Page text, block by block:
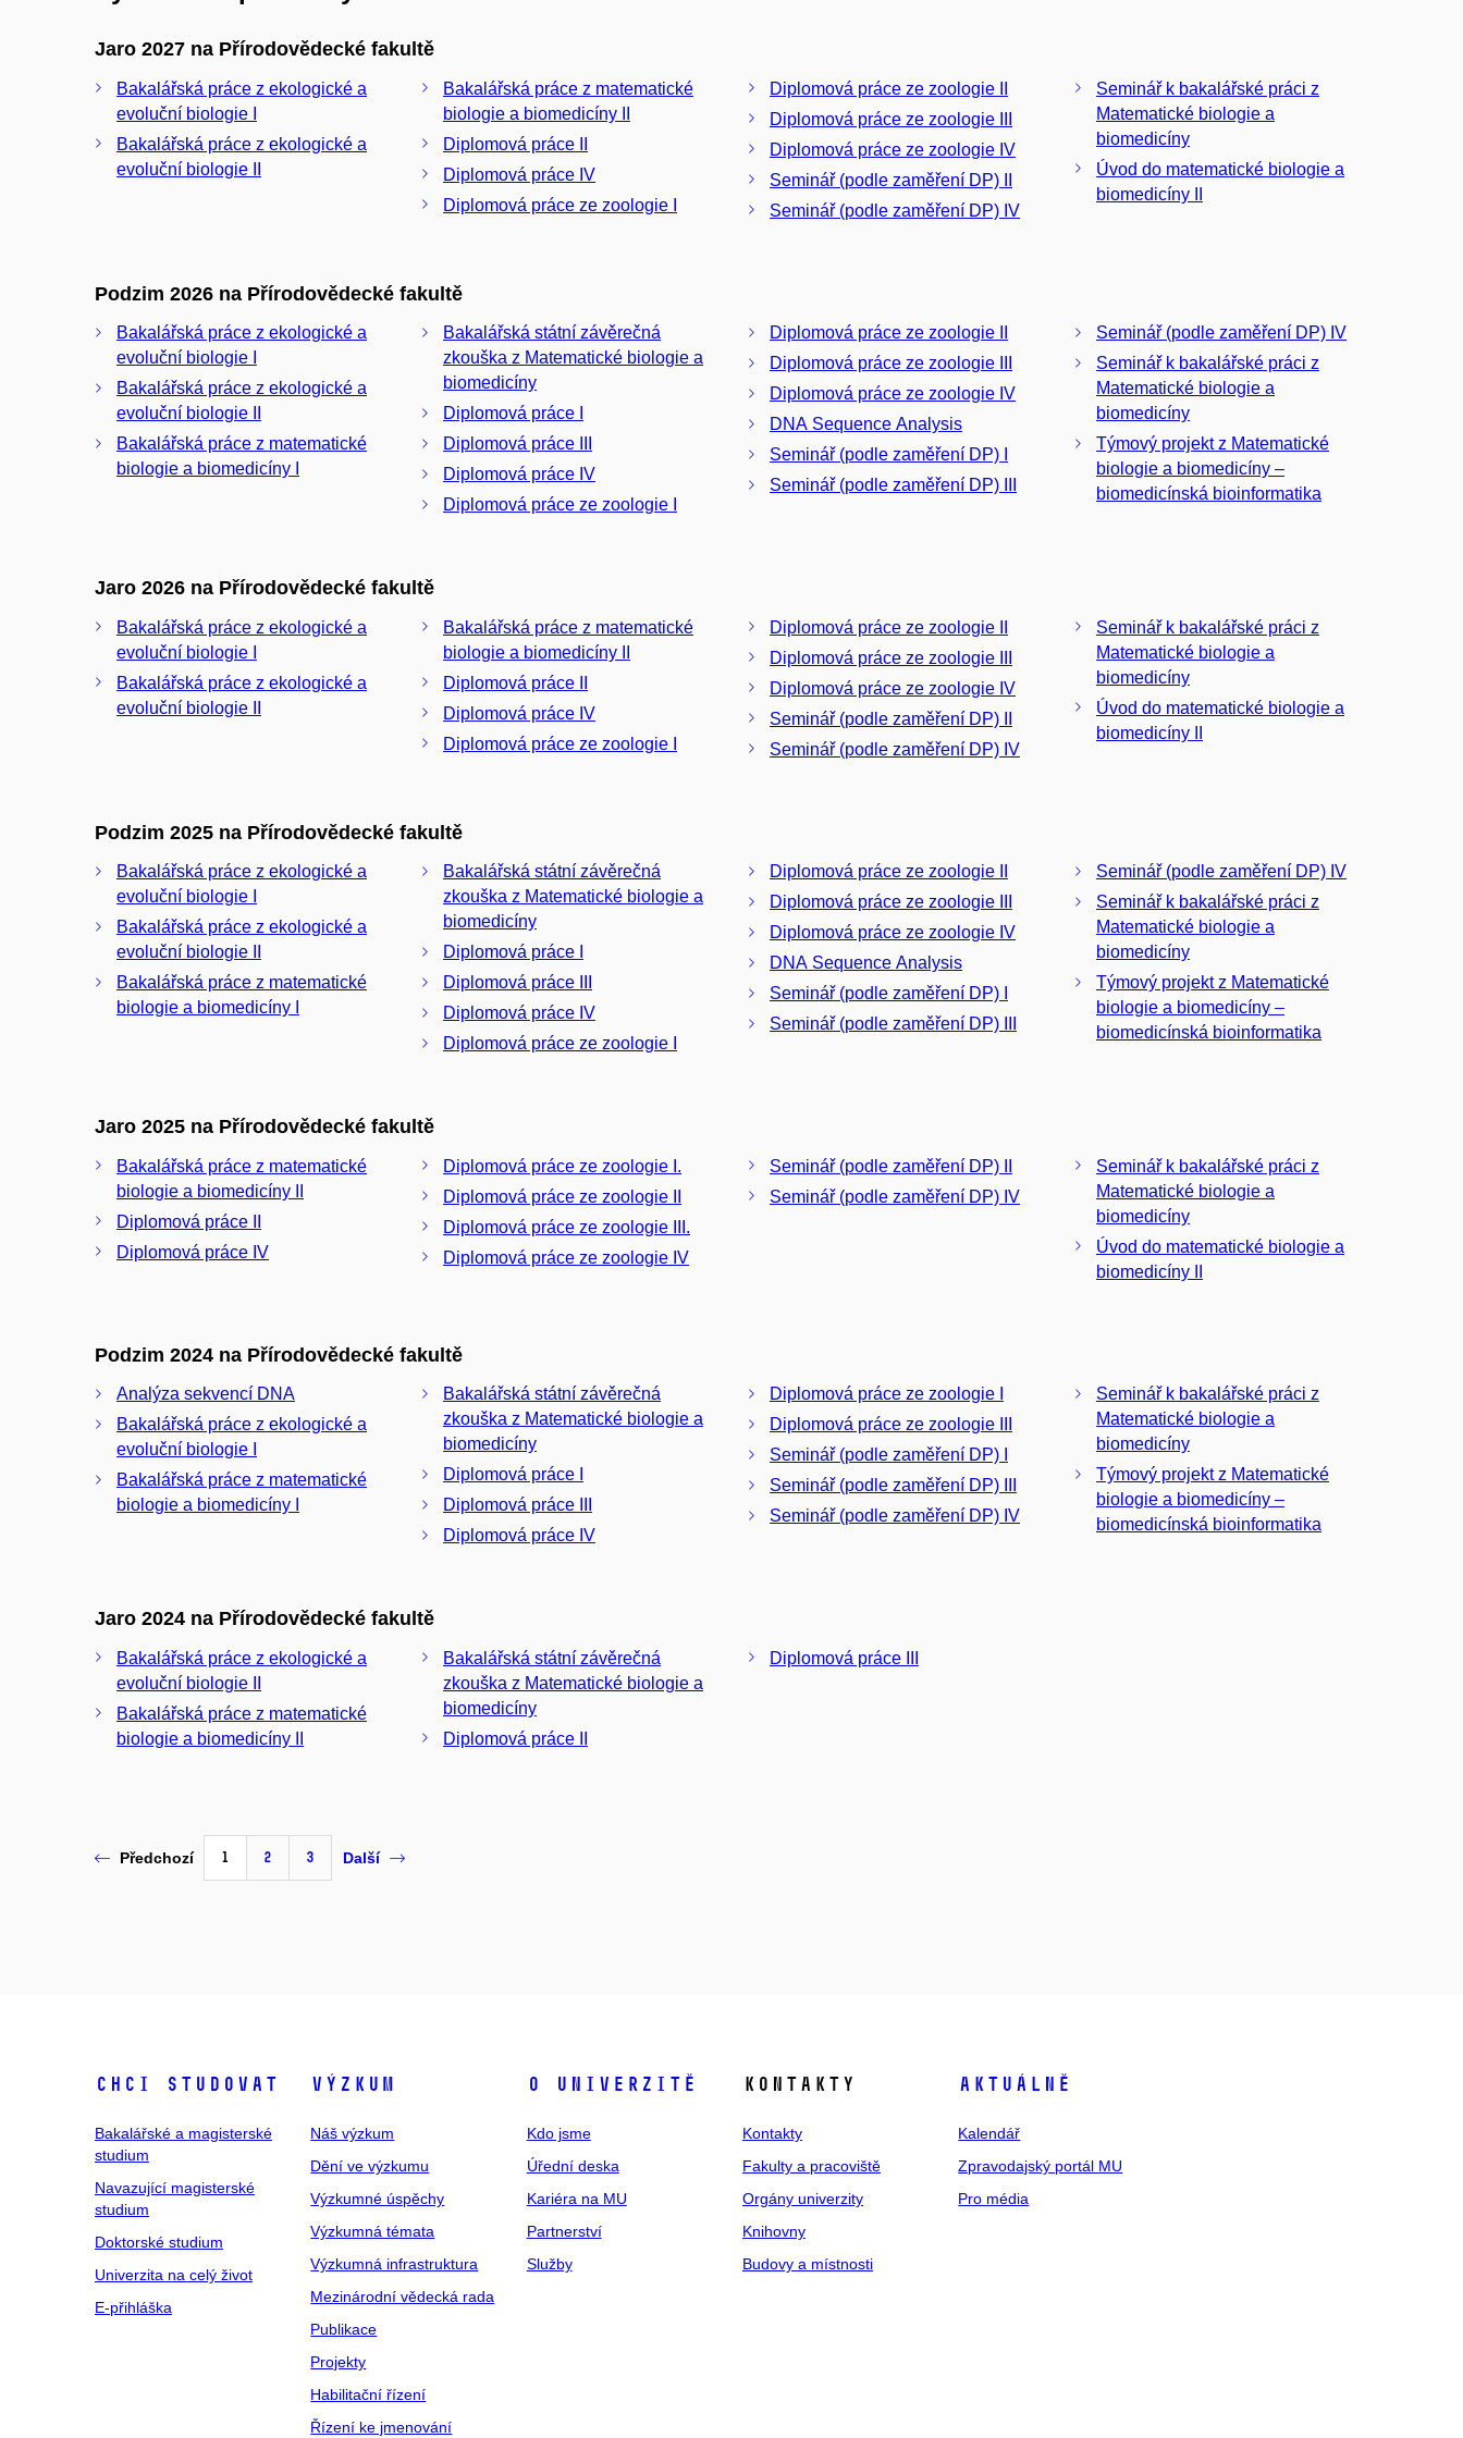
Jaro 2027 na Přírodovědecké fakultě
Bakalářská práce z ekologické a
Bakalářská práce z ekologické a
evoluční biologie II
Bakalářská práce z matematické
biologie a biomedicíny II
Diplomová práce II
Diplomová práce IV
Diplomová práce ze zoologie I
Diplomová práce ze zoologie II
Diplomová práce ze zoologie III
Diplomová práce ze zoologie IV
Seminář (podle zaměření DP) II
Seminář (podle zaměření DP) IV
Seminář k bakalářské práci z
Matematické biologie a
biomedicíny
Úvod do matematické biologie a
biomedicíny II
Podzim 2026 na Přírodovědecké fakultě
Bakalářská práce z ekologické a
evoluční biologie I
Bakalářská práce z ekologické a
evoluční biologie II
Bakalářská práce z matematické
biologie a biomedicíny I
Bakalářská státní závěrečná
zkouška z Matematické biologie a
biomedicíny
Diplomová práce I
Diplomová práce III
Diplomová práce IV
Diplomová práce ze zoologie I
Diplomová práce ze zoologie II
Diplomová práce ze zoologie III
Diplomová práce ze zoologie IV
DNA Sequence Analysis
Seminář (podle zaměření DP) I
Seminář (podle zaměření DP) III
Seminář (podle zaměření DP) IV
Seminář k bakalářské práci z
Matematické biologie a
biomedicíny
Týmový projekt z Matematické
biologie a biomedicíny –
biomedicínská bioinformatika
Jaro 2026 na Přírodovědecké fakultě
Bakalářská práce z ekologické a
Bakalářská práce z ekologické a
evoluční biologie II
Bakalářská práce z matematické
biologie a biomedicíny II
Diplomová práce II
Diplomová práce IV
Diplomová práce ze zoologie I
Diplomová práce ze zoologie II
Diplomová práce ze zoologie III
Diplomová práce ze zoologie IV
Seminář (podle zaměření DP) II
Seminář (podle zaměření DP) IV
Seminář k bakalářské práci z
Matematické biologie a
biomedicíny
Úvod do matematické biologie a
biomedicíny II
Podzim 2025 na Přírodovědecké fakultě
Bakalářská práce z ekologické a
evoluční biologie I
Bakalářská práce z ekologické a
evoluční biologie II
Bakalářská práce z matematické
biologie a biomedicíny I
Bakalářská státní závěrečná
zkouška z Matematické biologie a
biomedicíny
Diplomová práce I
Diplomová práce III
Diplomová práce IV
Diplomová práce ze zoologie I
Diplomová práce ze zoologie II
Diplomová práce ze zoologie III
Diplomová práce ze zoologie IV
DNA Sequence Analysis
Seminář (podle zaměření DP) I
Seminář (podle zaměření DP) III
Seminář (podle zaměření DP) IV
Seminář k bakalářské práci z
Matematické biologie a
biomedicíny
Týmový projekt z Matematické
biologie a biomedicíny –
biomedicínská bioinformatika
Jaro 2025 na Přírodovědecké fakultě
Bakalářská práce z matematické
biologie a biomedicíny II
Diplomová práce II
Diplomová práce IV
Diplomová práce ze zoologie I.
Diplomová práce ze zoologie II
Diplomová práce ze zoologie III.
Diplomová práce ze zoologie IV
Seminář (podle zaměření DP) II
Seminář (podle zaměření DP) IV
Seminář k bakalářské práci z
Matematické biologie a
biomedicíny
Úvod do matematické biologie a
biomedicíny II
Podzim 2024 na Přírodovědecké fakultě
Analýza sekvencí DNA
Bakalářská práce z ekologické a
evoluční biologie I
Bakalářská práce z matematické
biologie a biomedicíny I
Bakalářská státní závěrečná
zkouška z Matematické biologie a
biomedicíny
Diplomová práce I
Diplomová práce III
Diplomová práce IV
Diplomová práce ze zoologie I
Diplomová práce ze zoologie III
Seminář (podle zaměření DP) I
Seminář (podle zaměření DP) III
Seminář (podle zaměření DP) IV
Seminář k bakalářské práci z
Matematické biologie a
biomedicíny
Týmový projekt z Matematické
biologie a biomedicíny –
biomedicínská bioinformatika
Jaro 2024 na Přírodovědecké fakultě
Bakalářská práce z ekologické a
evoluční biologie II
Bakalářská práce z matematické
biologie a biomedicíny II
Bakalářská státní závěrečná
zkouška z Matematické biologie a
biomedicíny
Diplomová práce II
Diplomová práce III
Předchozí 1 2 3 Další
Chci studovat
Bakalářské a magisterské
studium
Navazující magisterské
studium
Doktorské studium
Univerzita na celý život
E-přihláška
Výzkum
Náš výzkum
Dění ve výzkumu
Výzkumné úspěchy
Výzkumná témata
Výzkumná infrastruktura
Mezinárodní vědecká rada
Publikace
Projekty
Habilitační řízení
Řízení ke jmenování
O univerzitě
Kdo jsme
Úřední deska
Kariéra na MU
Partnerství
Služby
Kontakty
Kontakty
Fakulty a pracoviště
Orgány univerzity
Knihovny
Budovy a místnosti
Aktuálně
Kalendář
Zpravodajský portál MU
Pro média